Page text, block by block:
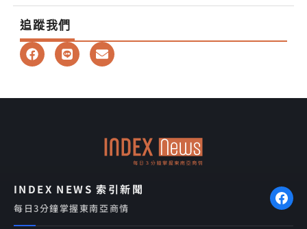
追蹤我們
F
a
b
L
i
E
n
l
INDEX NEWS 索引新聞
每日3分鐘掌握東南亞商情